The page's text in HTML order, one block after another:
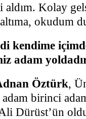
aldım. Kolay
okudum
kendime
adam
Öztürk,
birinci
Dürüst’ün